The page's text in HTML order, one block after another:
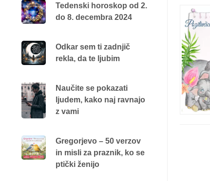
Tedenski horoskop od 2.
do 8. decembra 2024
Odkar sem ti zadnjič
rekla, da te ljubim
Naučite se pokazati
ljudem, kako naj ravnajo
z vami
Gregorjevo – 50 verzov
in misli za praznik, ko se
ptički ženijo